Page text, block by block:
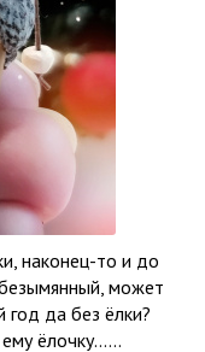
наконец-то и до
может
да без ёлки?
ёлочку…...